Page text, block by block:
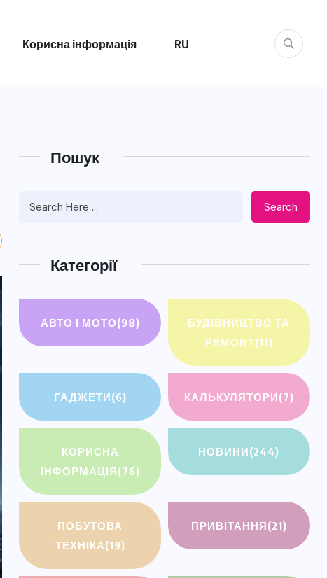
Корисна інформація RU
Пошук
Search
Категорії
АВТО І МОТО(98)
БУДІВНИЦТВО ТА
РЕМОНТ(11)
ГАДЖЕТИ(6) КАЛЬКУЛЯТОРИ(7)
КОРИСНА
ІНФОРМАЦІЯ(76)
НОВИНИ(244)
ПОБУТОВА
ТЕХНІКА(19)
ПРИВІТАННЯ(21)